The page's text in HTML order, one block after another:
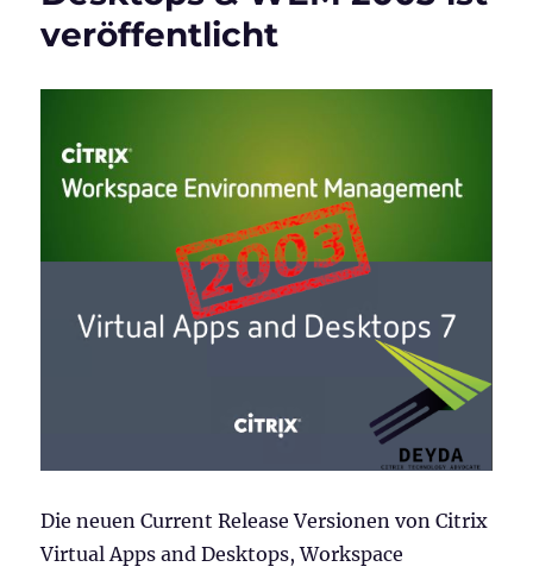
veröffentlicht
Die neuen Current Release Versionen von Citrix
Virtual Apps and Desktops, Workspace